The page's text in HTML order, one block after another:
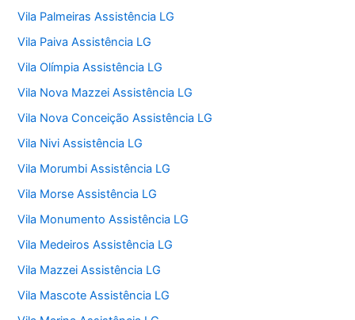
Vila Palmeiras Assistência LG
Vila Paiva Assistência LG
Vila Olímpia Assistência LG
Vila Nova Mazzei Assistência LG
Vila Nova Conceição Assistência LG
Vila Nivi Assistência LG
Vila Morumbi Assistência LG
Vila Morse Assistência LG
Vila Monumento Assistência LG
Vila Medeiros Assistência LG
Vila Mazzei Assistência LG
Vila Mascote Assistência LG